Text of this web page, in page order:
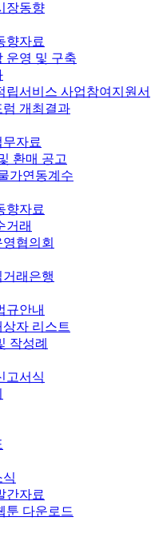
장동향
향자료
운영 및 구축
립서비스 사업참여지원서
개최결과
자료
환매 공고
가연동계수
향자료
거래
협의회
래은행
규안내
자 리스트
작성례
고서식
간자료
툰 다운로드